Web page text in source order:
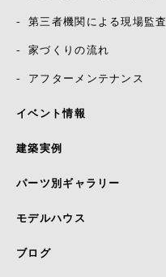
第三者機関による現場監査
家づくりの流れ
アフターメンテナンス
イベント情報
建築実例
パーツ別ギャラリー
モデルハウス
ブログ